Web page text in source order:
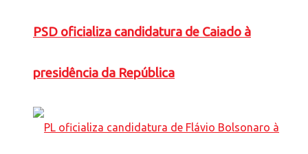
PSD oficializa candidatura de Caiado à
presidência da República